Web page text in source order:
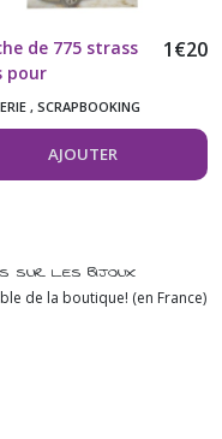
de 775 strass
pour
1€20
, SCRAPBOOKING
AJOUTER
SUR LES BIJOUX
de la boutique! (en France)